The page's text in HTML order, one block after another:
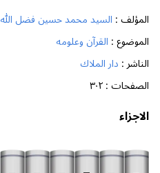
المؤلف : السيد محمد حسين فضل الله
الموضوع : القرآن وعلومه
الناشر : دار الملاك
الصفحات :٣٠٢
الاجزاء